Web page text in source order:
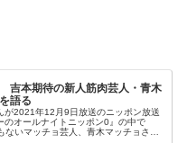
吉本期待の新人筋肉芸人・青木
語る
が2021年12月9日放送のニッポン放送
のオールナイトニッポン0』の中で
ないマッチョ芸人、青木マッチョさん